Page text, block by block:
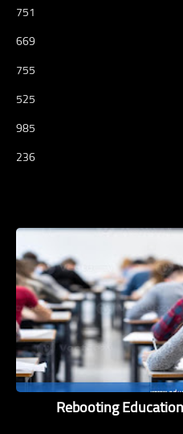
751
669
755
525
985
236
Rebooting